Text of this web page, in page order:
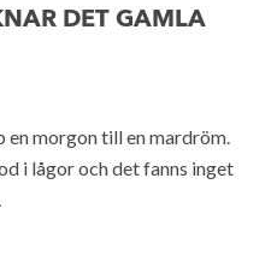
DET GAMLA
en morgon till en mardröm.
i lågor och det fanns inget